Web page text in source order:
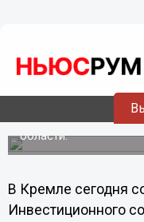
На заседании
заявки на
грузового терминала
заседания
реализацию
области.
В Кремле сегодня
Инвестиционного